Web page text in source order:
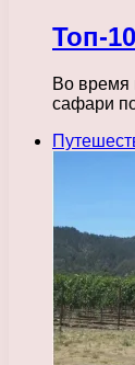
Топ-
Во время
сафари